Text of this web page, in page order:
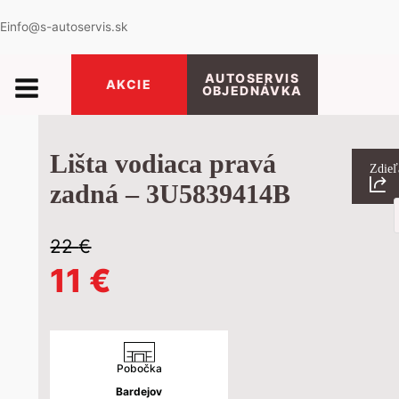
Einfo@s-autoservis.sk
AKCIE
AUTOSERVIS
OBJEDNÁVKA
Lišta vodiaca pravá
zadná – 3U5839414B
22€
Pôvodná
cena
bola:
11 €
cena
je:
Pobočka
Bardejov